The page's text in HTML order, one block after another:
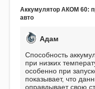
Аккумулятор АКОМ 60:
авто
Адам
Способность
при низких
особенно при
показывает, что
оправдывает свою